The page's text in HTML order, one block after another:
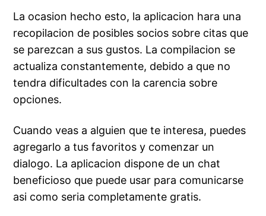
La ocasion hecho esto, la aplicacion hara una
recopilacion de posibles socios sobre citas que
se parezcan a sus gustos. La compilacion se
actualiza constantemente, debido a que no
tendra dificultades con la carencia sobre
opciones.
Cuando veas a alguien que te interesa, puedes
agregarlo a tus favoritos y comenzar un
dialogo. La aplicacion dispone de un chat
beneficioso que puede usar para comunicarse
asi­ como seri­a completamente gratis.